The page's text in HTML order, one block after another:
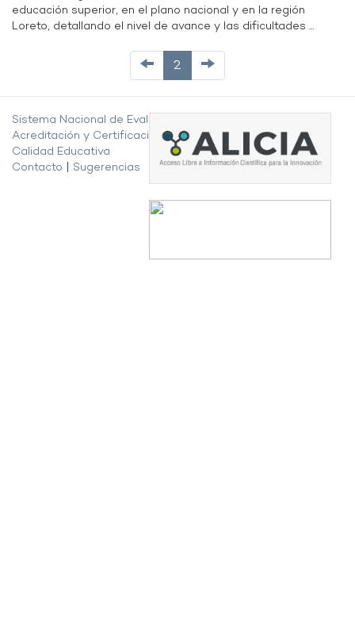
educación superior, en el plano nacional y en la región
Loreto, detallando el nivel de avance y las dificultades ...
2
Sistema Nacional de Evaluación,
Acreditación y Certificación de la
Calidad Educativa
Contacto
Sugerencias